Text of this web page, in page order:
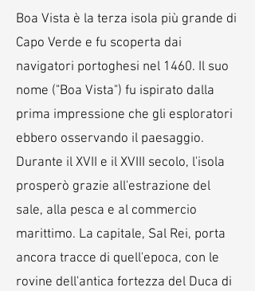
Boa Vista è la terza isola più grande di
Capo Verde e fu scoperta dai
navigatori portoghesi nel 1460. Il suo
nome ("Boa Vista") fu ispirato dalla
prima impressione che gli esploratori
ebbero osservando il paesaggio.
Durante il XVII e il XVIII secolo, l'isola
prosperò grazie all'estrazione del
sale, alla pesca e al commercio
marittimo. La capitale, Sal Rei, porta
ancora tracce di quell'epoca, con le
rovine dell'antica fortezza del Duca di